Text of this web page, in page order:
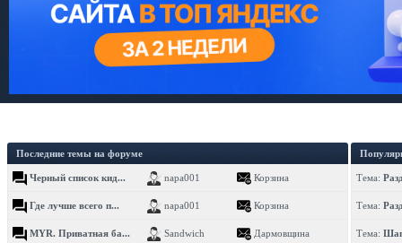
Последние темы на форуме
Черный список кид... napa001 Корзина
Где лучше всего п... napa001 Корзина
MYR. Приватная ба... Sandwich Дармовщина
Тема:
Тема:
Тема: